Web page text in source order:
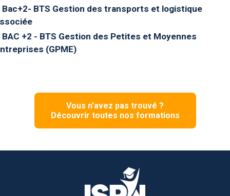
Bac+2- BTS Gestion des transports et logistique
BAC +2 - BTS Gestion des Petites et Moyennes
(GPME)
Vous n'avez pas trouvé ?
Découvrir toutes nos formations